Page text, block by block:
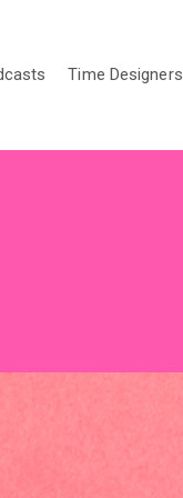
Time Designers